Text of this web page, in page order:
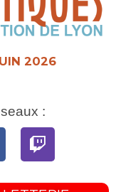
2026
:
Twitch